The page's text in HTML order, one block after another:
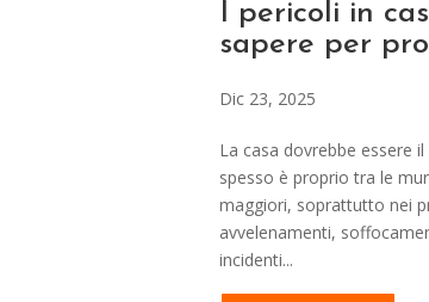
I pericoli in
sapere per
Dic 23, 2025
La casa dovrebbe essere
spesso è proprio tra le
maggiori, soprattutto nei
avvelenamenti,
incidenti...